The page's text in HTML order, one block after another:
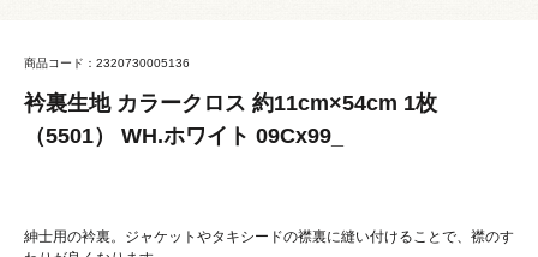
商品コード：2320730005136
衿裏生地 カラークロス 約11cm×54cm 1枚
（5501） WH.ホワイト 09Cx99_
紳士用の衿裏。ジャケットやタキシードの襟裏に縫い付けることで、襟のす